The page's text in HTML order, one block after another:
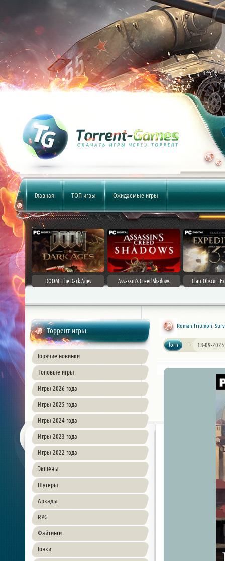
Главная ТОП игры Ожидаемые игры
DOOM: The Dark Ages Assassin's Creed Shadows Clair Obscur:
Торрент игры
Горячие новинки
Топовые игры
Игры 2026 года
Игры 2025 года
Игры 2024 года
Игры 2023 года
Игры 2022 года
Экшены
Шутеры
Аркады
RPG
Файтинги
Гонки
Roman Triumph:
lorn 18-09-